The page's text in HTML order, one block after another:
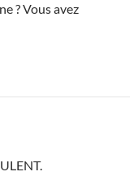
? Vous avez